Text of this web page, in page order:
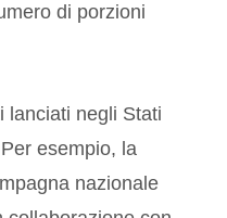
di porzioni
lanciati negli Stati
esempio, la
nazionale